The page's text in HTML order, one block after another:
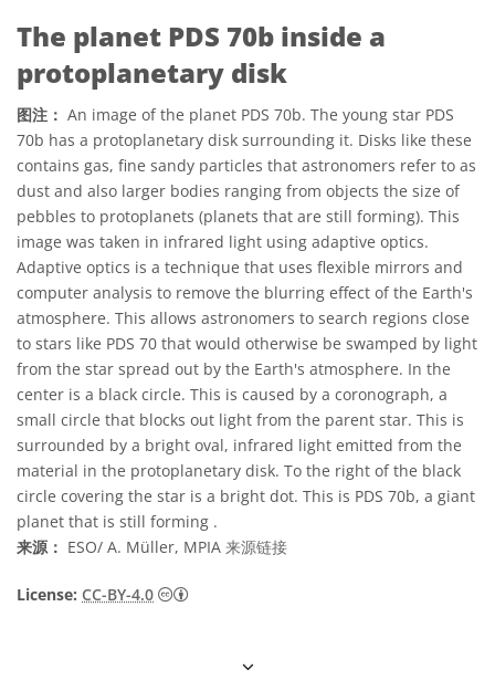
The planet PDS 70b inside a
protoplanetary disk
图注： An image of the planet PDS 70b. The young star PDS
70b has a protoplanetary disk surrounding it. Disks like these
contains gas, fine sandy particles that astronomers refer to as
dust and also larger bodies ranging from objects the size of
pebbles to protoplanets (planets that are still forming). This
image was taken in infrared light using adaptive optics.
Adaptive optics is a technique that uses flexible mirrors and
computer analysis to remove the blurring effect of the Earth's
atmosphere. This allows astronomers to search regions close
to stars like PDS 70 that would otherwise be swamped by light
from the star spread out by the Earth's atmosphere. In the
center is a black circle. This is caused by a coronograph, a
small circle that blocks out light from the parent star. This is
surrounded by a bright oval, infrared light emitted from the
material in the protoplanetary disk. To the right of the black
circle covering the star is a bright dot. This is PDS 70b, a giant
planet that is still forming .
来源： ESO/ A. Müller, MPIA 来源链接
License: CC-BY-4.0 知识共享许可协议 署名 4.0 国际 (CC BY